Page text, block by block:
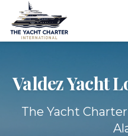
Valdez Yacht
The Yacht